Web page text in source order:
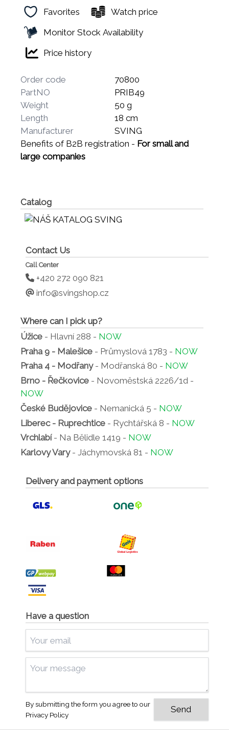
Favorites
Watch price
Monitor Stock Availability
Price history
Order code
70800
PartNO
PRIB49
Weight
50 g
Length
18 cm
Manufacturer
SVING
Benefits of B2B registration - For small and
large companies
Catalog
Contact Us
Call Center
+420 272 090 821
info@svingshop.cz
Where can I pick up?
Úžice - Hlavní 288 - NOW
Praha 9 - Malešice - Průmyslová 1783 - NOW
Praha 4 - Modřany- Modřanská 80 - NOW
Brno - Řečkovice - Novoměstská 2226/1d -
NOW
České Budějovice - Nemanická 5 - NOW
Liberec - Ruprechtice - Rychtářská 8 - NOW
Vrchlabí- Na Bělidle 1419 - NOW
Karlovy Vary- Jáchymovská 81 - NOW
Delivery and payment options
Have a question
By submitting the form you agree to our
Privacy Policy